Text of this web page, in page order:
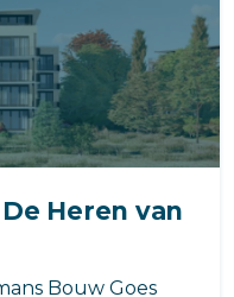
Heren van
Bouw Goes